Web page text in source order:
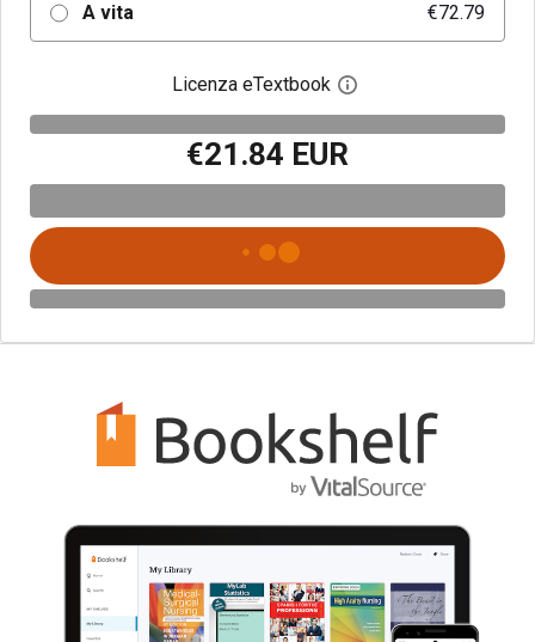
A vita €72.79
Licenza eTextbook Apri la finestra di
€21.84 EUR